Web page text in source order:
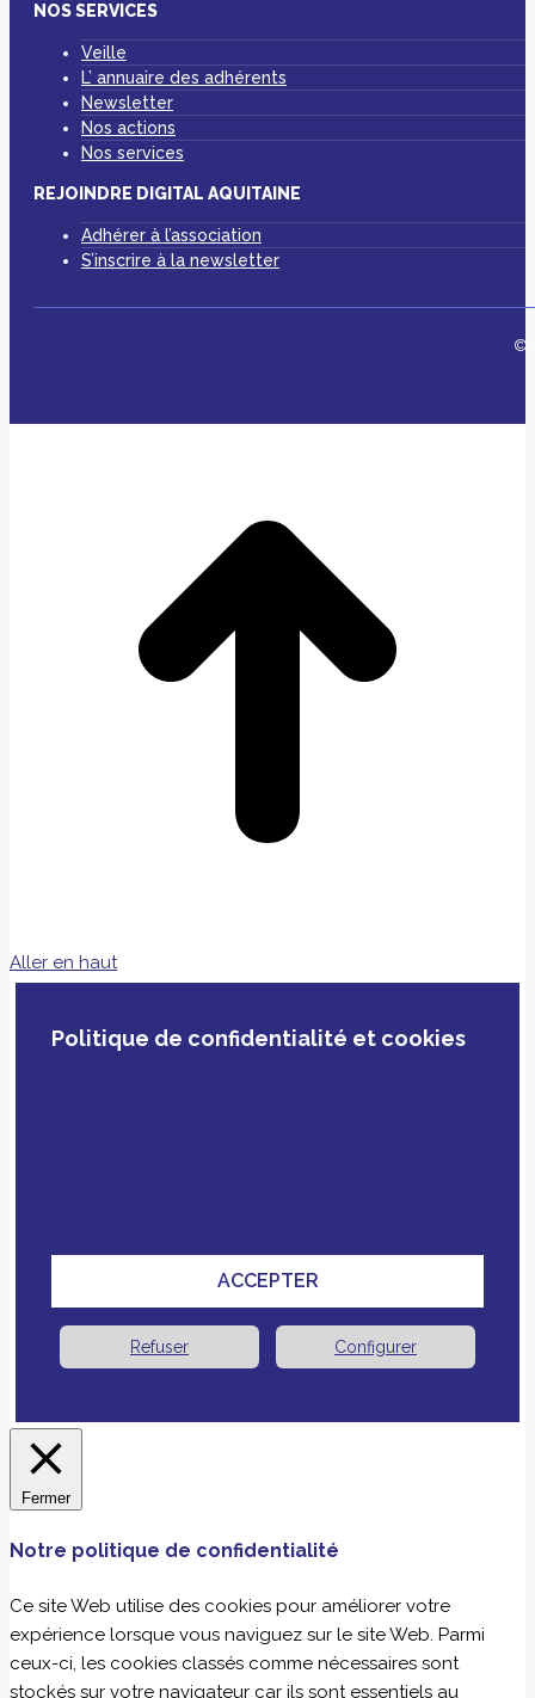
NOS SERVICES
Veille
L’ annuaire des adhérents
Newsletter
Nos actions
Nos services
REJOINDRE DIGITAL AQUITAINE
Adhérer à l’association
S’inscrire à la newsletter
Aller en haut
Politique de confidentialité et cookies
ACCEPTER
Refuser Configurer
Fermer
Notre politique de confidentialité
Ce site Web utilise des cookies pour améliorer votre
expérience lorsque vous naviguez sur le site Web. Parmi
ceux-ci, les cookies classés comme nécessaires sont
stockés sur votre navigateur car ils sont essentiels au